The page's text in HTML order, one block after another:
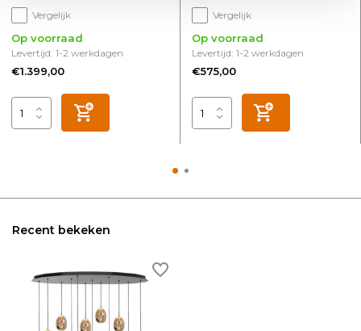
Vergelijk
Op voorraad
Levertijd: 1-2 werkdagen
€1.399,00
Vergelijk
Op voorraad
Levertijd: 1-2 werkdagen
€575,00
Recent bekeken